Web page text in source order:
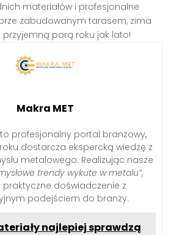
materiałów i profesjonalne
zabudowanym tarasem, zima
przyjemną porą roku jak lato!
Makra MET
to profesjonalny portal branżowy,
dostarcza ekspercką wiedzę z
metalowego. Realizując nasze
trendy wykute w metalu”,
praktyczne doświadczenie z
podejściem do branży.
najlepiej sprawdzą